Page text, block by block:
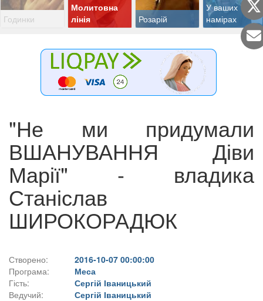
Годинки
Молитовна
лінія
Розарій
У ваших
намірах
"Не ми придумали
ВШАНУВАННЯ Діви
Марії" - владика
Станіслав
ШИРОКОРАДЮК
Створено:
2016-10-07 00:00:00
Програма:
Меса
Гість:
Сергій Іваницький
Ведучий:
Сергій Іваницький